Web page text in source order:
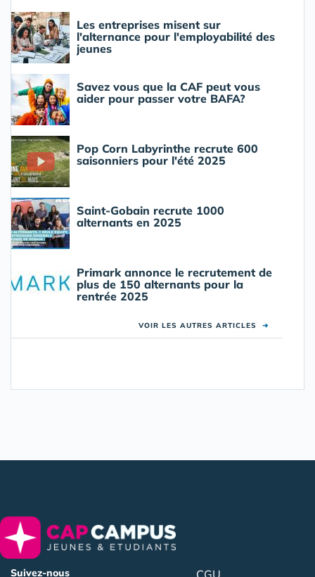
Les entreprises misent sur
l'alternance pour l'employabilité des
jeunes
Savez vous que la CAF peut vous
aider pour passer votre BAFA?
Pop Corn Labyrinthe recrute 600
saisonniers pour l'été 2025
Saint-Gobain recrute 1000
alternants en 2025
Primark annonce le recrutement de
plus de 150 alternants pour la
rentrée 2025
VOIR LES AUTRES ARTICLES ➜
Suivez-nous
CGU